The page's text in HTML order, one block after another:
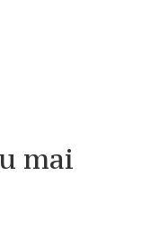
mai